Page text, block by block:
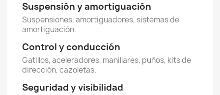
Suspensión y amortiguación
Suspensiones, amortiguadores, sistemas de
amortiguación.
Control y conducción
Gatillos, aceleradores, manillares, puños, kits de
dirección, cazoletas.
Seguridad y visibilidad